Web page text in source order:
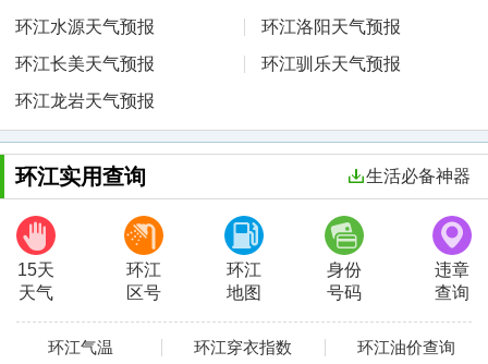
环江水源天气预报
环江洛阳天气预报
环江长美天气预报
环江驯乐天气预报
环江龙岩天气预报
环江实用查询 生活必备神器
15天
天气
环江
区号
环江
地图
身份
号码
违章
查询
环江气温 环江穿衣指数 环江油价查询